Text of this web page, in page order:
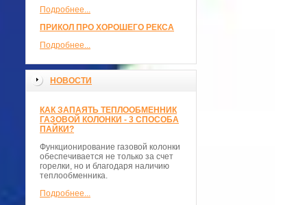
Подробнее...
ПРИКОЛ ПРО ХОРОШЕГО РЕКСА
Подробнее...
НОВОСТИ
КАК ЗАПАЯТЬ ТЕПЛООБМЕННИК
ГАЗОВОЙ КОЛОНКИ - 3 СПОСОБА
ПАЙКИ?
Функционирование газовой колонки
обеспечивается не только за счет
горелки, но и благодаря наличию
теплообменника.
Подробнее...